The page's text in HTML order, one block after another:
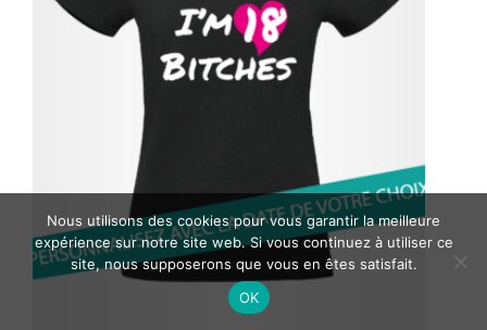
Nous utilisons des cookies pour vous garantir la meilleure
expérience sur notre site web. Si vous continuez à utiliser ce
site, nous supposerons que vous en êtes satisfait.
OK